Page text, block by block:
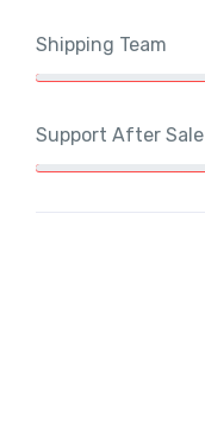
Shipping Team
Support After Sale